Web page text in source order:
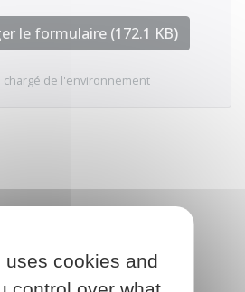
le formulaire (172.1 KB)
chargé de l'environnement
uses cookies and